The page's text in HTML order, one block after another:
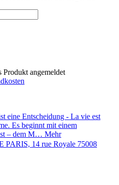
Produkt angemeldet
eine Entscheidung - La vie est
Es beginnt mit einem
– dem M… Mehr
PARIS, 14 rue Royale 75008